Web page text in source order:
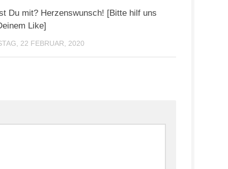
Du mit? Herzenswunsch! [Bitte hilf uns
Like]
22 FEBRUAR, 2020